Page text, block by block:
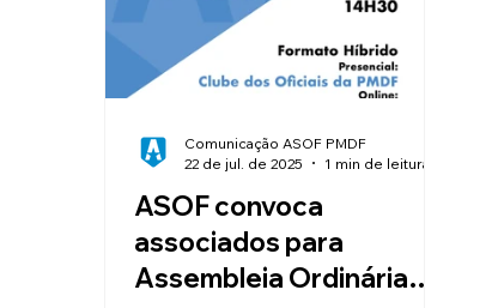
ASOF convoca
associados para
Assembleia Ordinária
Comunicação ASOF PMDF
22 de jul. de 2025
1 min de leitura